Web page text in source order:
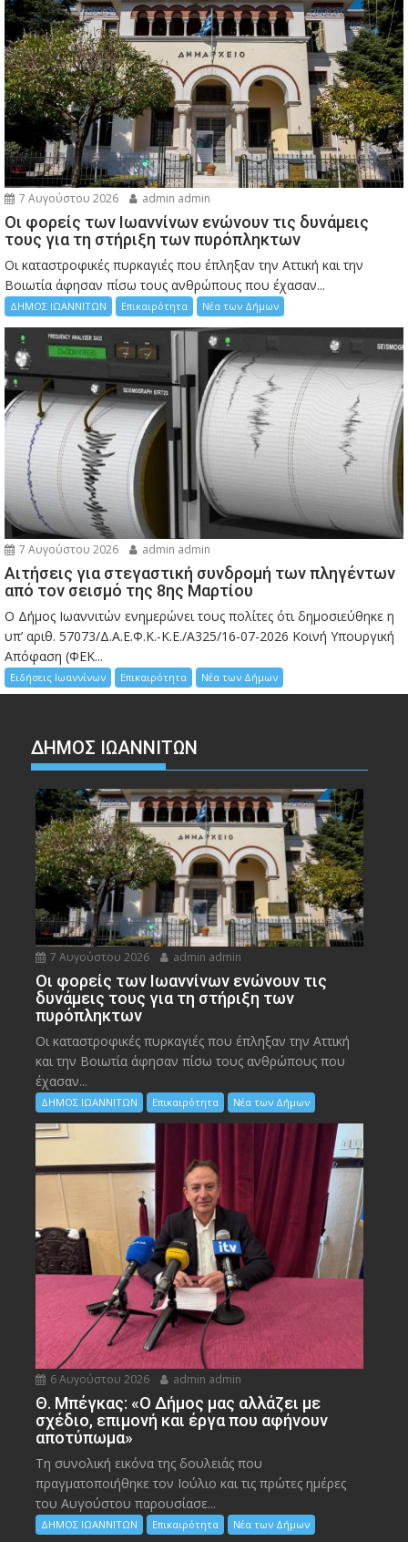
7 Αυγούστου 2026 admin admin
Οι φορείς των Ιωαννίνων ενώνουν τις δυνάμεις
τους για τη στήριξη των πυρόπληκτων
Οι καταστροφικές πυρκαγιές που έπληξαν την Αττική και την
Bοιωτία άφησαν πίσω τους ανθρώπους που έχασαν...
ΔΗΜΟΣ ΙΩΑΝΝΙΤΩΝ Επικαιρότητα Νέα των Δήμων
7 Αυγούστου 2026 admin admin
Αιτήσεις για στεγαστική συνδρομή των πληγέντων
από τον σεισμό της 8ης Μαρτίου
Ο Δήμος Ιωαννιτών ενημερώνει τους πολίτες ότι δημοσιεύθηκε η
υπ’ αριθ. 57073/Δ.Α.Ε.Φ.Κ.-Κ.Ε./Α325/16-07-2026 Κοινή Υπουργική
Απόφαση (ΦΕΚ...
Ειδήσεις Ιωαννίνων Επικαιρότητα Νέα των Δήμων
ΔΗΜΟΣ ΙΩΑΝΝΙΤΩΝ
7 Αυγούστου 2026 admin admin
Οι φορείς των Ιωαννίνων ενώνουν τις
δυνάμεις τους για τη στήριξη των
πυρόπληκτων
Οι καταστροφικές πυρκαγιές που έπληξαν την Αττική
και την Bοιωτία άφησαν πίσω τους ανθρώπους που
έχασαν...
ΔΗΜΟΣ ΙΩΑΝΝΙΤΩΝ Επικαιρότητα Νέα των Δήμων
6 Αυγούστου 2026 admin admin
Θ. Μπέγκας: «Ο Δήμος μας αλλάζει με
σχέδιο, επιμονή και έργα που αφήνουν
αποτύπωμα»
Τη συνολική εικόνα της δουλειάς που
πραγματοποιήθηκε τον Ιούλιο και τις πρώτες ημέρες
του Αυγούστου παρουσίασε...
ΔΗΜΟΣ ΙΩΑΝΝΙΤΩΝ Επικαιρότητα Νέα των Δήμων